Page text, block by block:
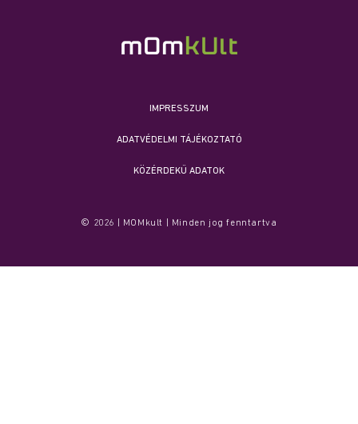
IMPRESSZUM
ADATVÉDELMI TÁJÉKOZTATÓ
KÖZÉRDEKŰ ADATOK
© 2026 | MOMkult | Minden jog fenntartva